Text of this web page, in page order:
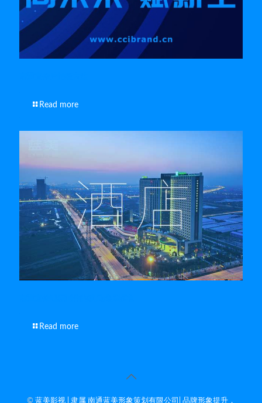
Read more
Read more
© 蓝美影视 | 隶属 南通蓝美形象策划有限公司| 品牌形象提升，